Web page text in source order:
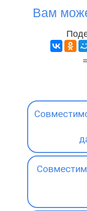
Вам